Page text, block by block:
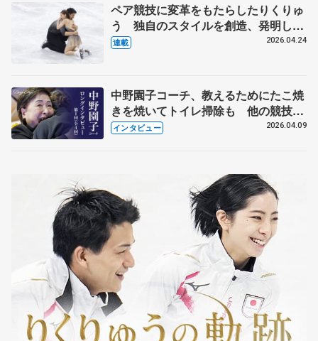
ペア競技に変革をもたらしたりくりゅ
う 独自のスタイルを創造、発明した
【引退発表後②】
連載 2026.04.24
中野園子コーチ、教えるためにたこ焼
きを焼いてトイレ掃除も 他の競技に
も通用するという坂本花織の筋肉
インタビュー 2026.04.09